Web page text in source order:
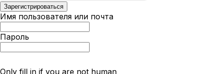
Имя пользователя или почта
Пароль
Only fill in if you are not human